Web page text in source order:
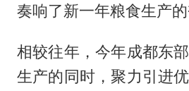
奏响了新一年粮食生产的
相较往年，今年成都东
生产的同时，聚力引进